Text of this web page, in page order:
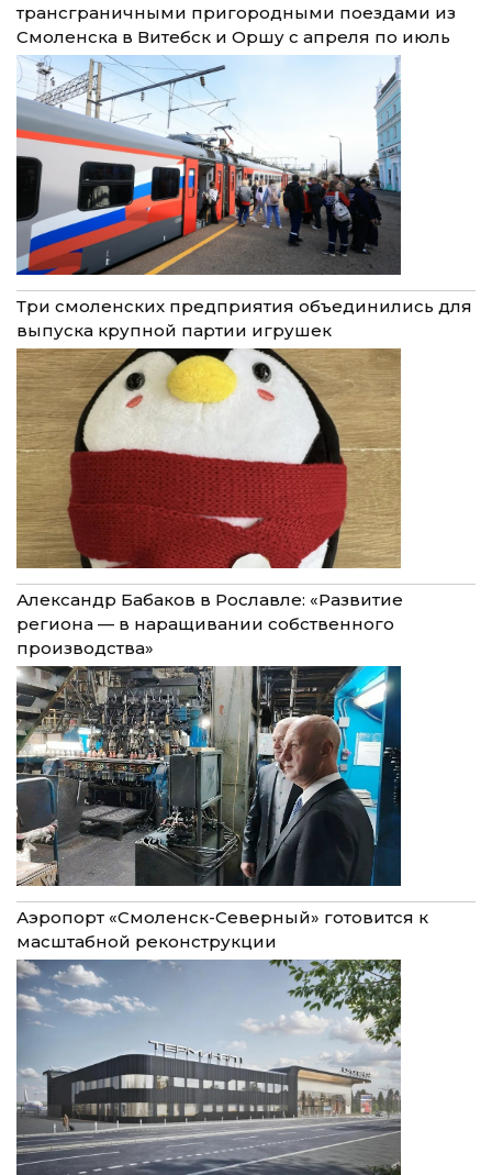
трансграничными пригородными поездами из
Смоленска в Витебск и Оршу с апреля по июль
Три смоленских предприятия объединились для
выпуска крупной партии игрушек
Александр Бабаков в Рославле: «Развитие
региона — в наращивании собственного
производства»
Аэропорт «Смоленск-Северный» готовится к
масштабной реконструкции